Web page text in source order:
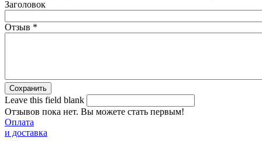
Заголовок
Отзыв *
Leave this field blank
Отзывов пока нет. Вы можете стать первым!
Оплата
и доставка